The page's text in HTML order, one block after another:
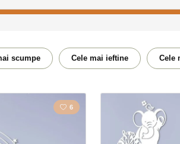
Mașină / Motocicletă
Natură
scumpe Cele mai ieftine Cele
6